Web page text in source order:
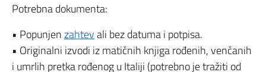
Potrebna dokumenta:
• Popunjenzahtevali bez datuma i potpisa.
• Originalni izvodi iz matičnih knjiga rođenih, venčanih
i umrlih pretka rođenog u Italiji (potrebno je tražiti od